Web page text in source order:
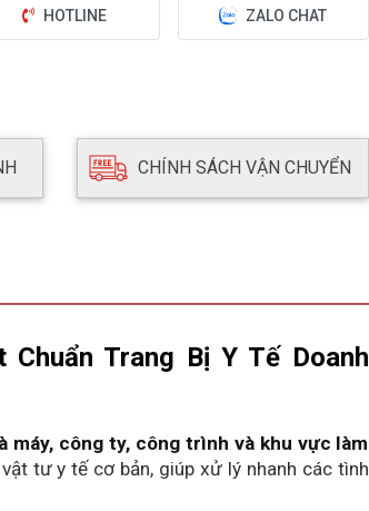
HOTLINE ZALO CHAT
CHÍNH SÁCH VẬN CHUYỂN
Chuẩn Trang Bị Y Tế Doanh
máy, công ty, công trình và khu vực làm
tư y tế cơ bản, giúp xử lý nhanh các tình